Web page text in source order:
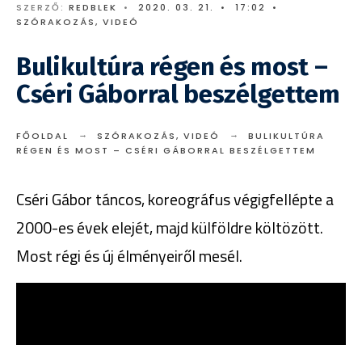
SZERZŐ: REDBLEK • 2020. 03. 21. • 17:02
•
SZÓRAKOZÁS, VIDEÓ
Bulikultúra régen és most –
Cséri Gáborral beszélgettem
FŐOLDAL SZÓRAKOZÁS, VIDEÓ
BULIKULTÚRA
RÉGEN ÉS MOST – CSÉRI GÁBORRAL BESZÉLGETTEM
Cséri Gábor táncos, koreográfus végigfellépte a
2000-es évek elejét, majd külföldre költözött.
Most régi és új élményeiről mesél.